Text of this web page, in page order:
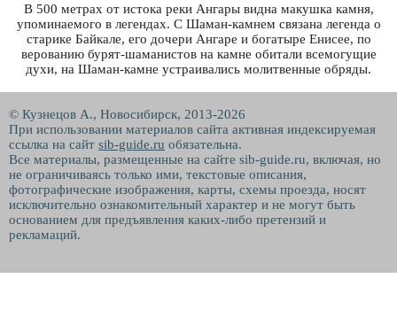
В 500 метрах от истока реки Ангары видна макушка камня,
упоминаемого в легендах. С Шаман-камнем связана легенда о
старике Байкале, его дочери Ангаре и богатыре Енисее, по
верованию бурят-шаманистов на камне обитали всемогущие
духи, на Шаман-камне устраивались молитвенные обряды.
© Кузнецов А., Новосибирск, 2013-2026
При использовании материалов сайта активная индексируемая
ссылка на сайт sib-guide.ru обязательна.
Все материалы, размещенные на сайте sib-guide.ru, включая, но
не ограничиваясь только ими, текстовые описания,
фотографические изображения, карты, схемы проезда, носят
исключительно ознакомительный характер и не могут быть
основанием для предъявления каких-либо претензий и
рекламаций.